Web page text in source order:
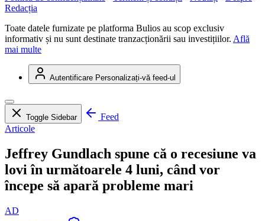
Redacția
Toate datele furnizate pe platforma Bulios au scop exclusiv
informativ și nu sunt destinate tranzacționării sau investițiilor. Află
mai multe
Autentificare Personalizați-vă feed-ul
Toggle Sidebar
Feed
Articole
Jeffrey Gundlach spune că o recesiune va
lovi în următoarele 4 luni, când vor
începe să apară probleme mari
AD